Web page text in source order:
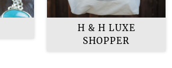
H & H LUXE
SHOPPER